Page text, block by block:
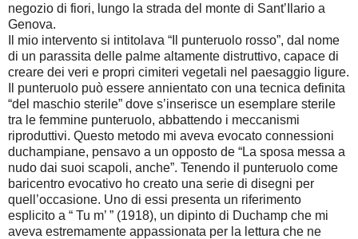
negozio di fiori, lungo la strada del monte di Sant’Ilario a
Genova.
Il mio intervento si intitolava “Il punteruolo rosso”, dal nome
di un parassita delle palme altamente distruttivo, capace di
creare dei veri e propri cimiteri vegetali nel paesaggio ligure.
Il punteruolo può essere annientato con una tecnica definita
“del maschio sterile” dove s’inserisce un esemplare sterile
tra le femmine punteruolo, abbattendo i meccanismi
riproduttivi. Questo metodo mi aveva evocato connessioni
duchampiane, pensavo a un opposto de “La sposa messa a
nudo dai suoi scapoli, anche”. Tenendo il punteruolo come
baricentro evocativo ho creato una serie di disegni per
quell’occasione. Uno di essi presenta un riferimento
esplicito a “ Tu m’ ” (1918), un dipinto di Duchamp che mi
aveva estremamente appassionata per la lettura che ne